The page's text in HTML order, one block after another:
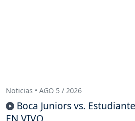
Noticias • AGO 5 / 2026
Boca Juniors vs.